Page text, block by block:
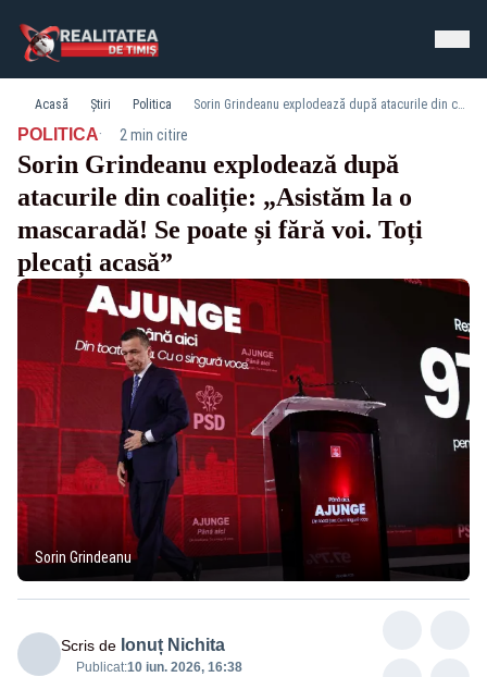
Acasă Știri Politica Sorin Grindeanu explodează după atacurile din coaliție: „Asistăm la o mascaradă! Se poate și fără voi. Toți plecați acasă”
POLITICA· 2 min citire
Sorin Grindeanu explodează după
atacurile din coaliție: „Asistăm la o
mascaradă! Se poate și fără voi. Toți
plecați acasă”
Sorin Grindeanu
Scris de Ionuț Nichita
Publicat:10 iun. 2026, 16:38